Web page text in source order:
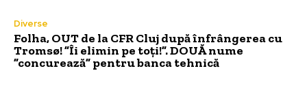
Diverse
Folha, OUT de la CFR Cluj după înfrângerea cu
Tromsø! ”Îi elimin pe toți!”. DOUĂ nume
”concurează” pentru banca tehnică